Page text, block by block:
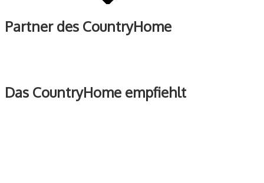
Partner des CountryHome
Das CountryHome empfiehlt